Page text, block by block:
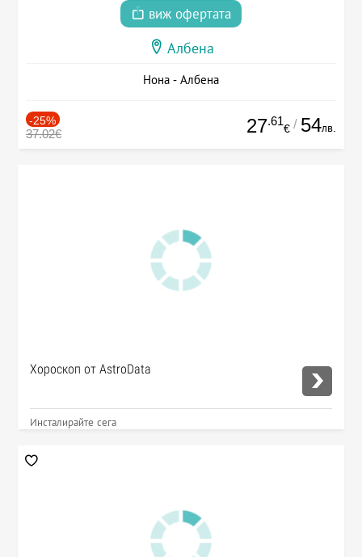
виж офертата
Албена
Нона - Албена
-25%
37.02€ 27.61
€ / 54лв.
Хороскоп от AstroData
Инсталирайте сега